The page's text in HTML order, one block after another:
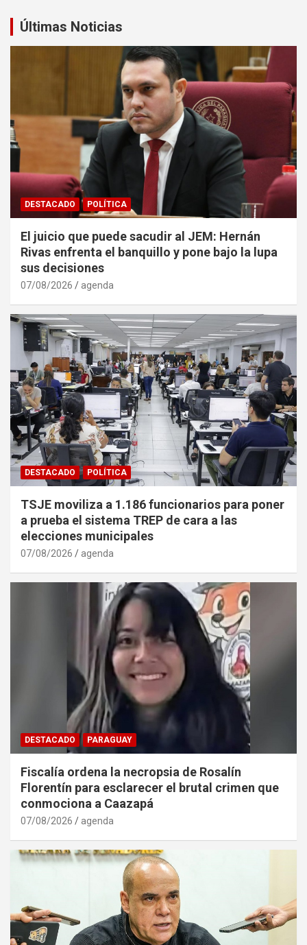
Últimas Noticias
DESTACADO POLÍTICA
El juicio que puede sacudir al JEM: Hernán
Rivas enfrenta el banquillo y pone bajo la lupa
sus decisiones
07/08/2026 agenda
DESTACADO POLÍTICA
TSJE moviliza a 1.186 funcionarios para poner
a prueba el sistema TREP de cara a las
elecciones municipales
07/08/2026 agenda
DESTACADO PARAGUAY
Fiscalía ordena la necropsia de Rosalín
Florentín para esclarecer el brutal crimen que
conmociona a Caazapá
07/08/2026 agenda